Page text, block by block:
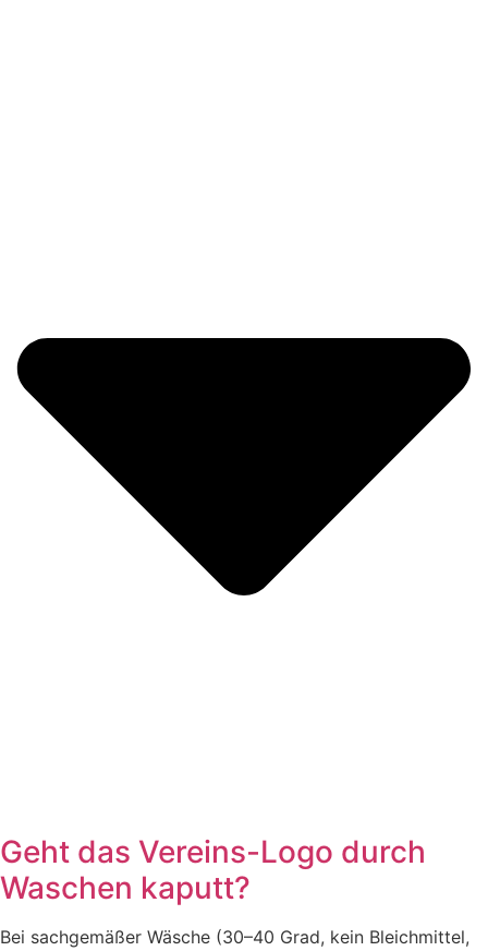
Geht das Vereins-Logo durch
Waschen kaputt?
Bei sachgemäßer Wäsche (30–40 Grad, kein Bleichmittel,